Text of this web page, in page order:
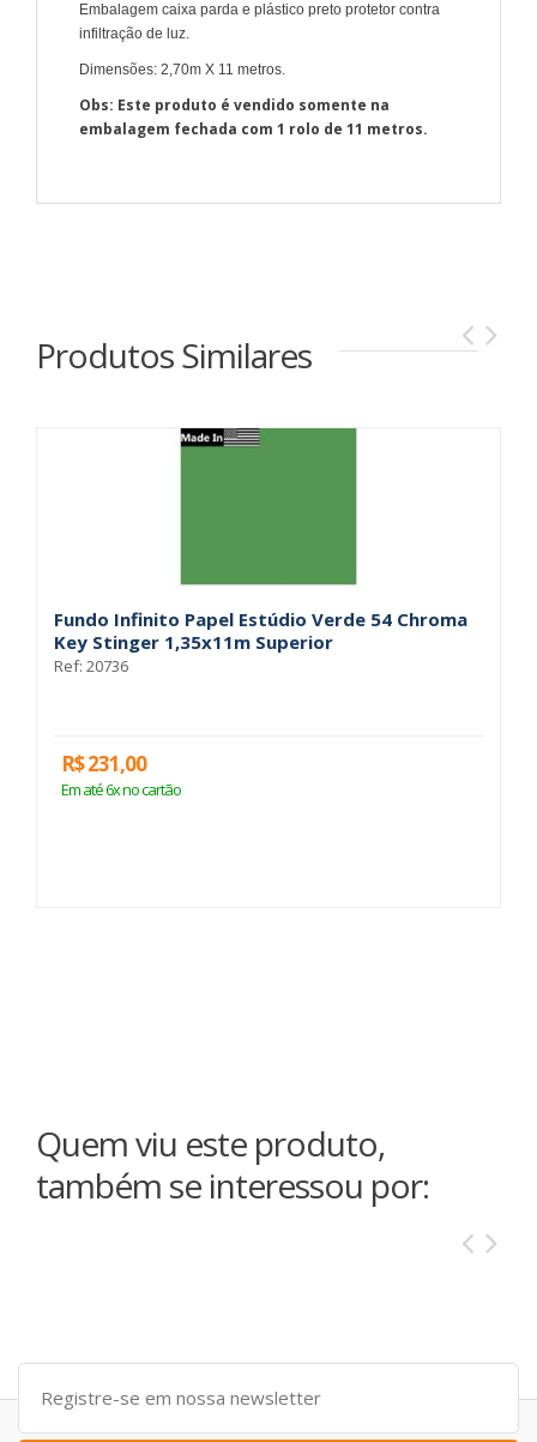
Embalagem caixa parda e plástico preto protetor contra
infiltração de luz.
Dimensões: 2,70m X 11 metros.
Obs: Este produto é vendido somente na
embalagem fechada com 1 rolo de 11 metros.
Produtos Similares
Fundo Infinito Papel Estúdio Verde 54 Chroma
Key Stinger 1,35x11m Superior
Ref: 20736
R$ 231,00
Em até 6x no cartão
Quem viu este produto,
também se interessou por: